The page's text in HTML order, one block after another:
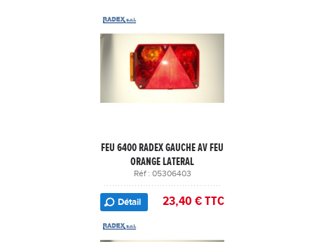
FEU 6400 RADEX GAUCHE AV FEU
ORANGE LATERAL
Réf : 05306403
Détail 23,40 € TTC